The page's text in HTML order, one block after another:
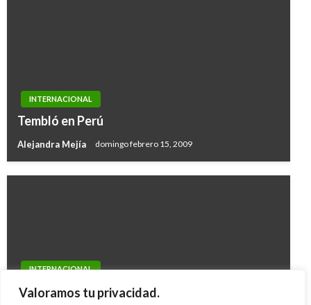
Valoramos tu privacidad.
INTERNACIONAL
Tembló en Perú
Alejandra Mejía domingo febrero 15, 2009
INTERNACIONAL
Incendio en crucero deja varados a 4.500